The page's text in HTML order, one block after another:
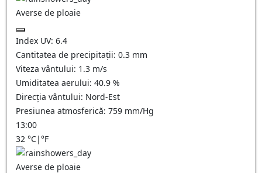
Averse de ploaie
Index UV: 6.4
Cantitatea de precipitații: 0.3 mm
Viteza vântului: 1.3 m/s
Umiditatea aerului: 40.9 %
Direcția vântului: Nord-Est
Presiunea atmosferică: 759 mm/Hg
13:00
32 °C|°F
Averse de ploaie